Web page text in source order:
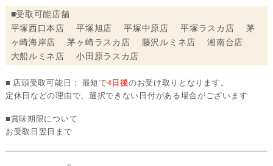
■受取可能店舗
平塚西口本店 平塚旭店 平塚中原店 平塚ラスカ店 茅
ヶ崎海岸店 茅ヶ崎ラスカ店 藤沢ルミネ店 湘南台店
大船ルミネ店 小田原ラスカ店
■ 店頭受取可能日： 最短で4日後のお受け取りとなります。
定休日などの理由で、選択できない日付がある場合がございます
■賞味期限について
お受取日翌日まで